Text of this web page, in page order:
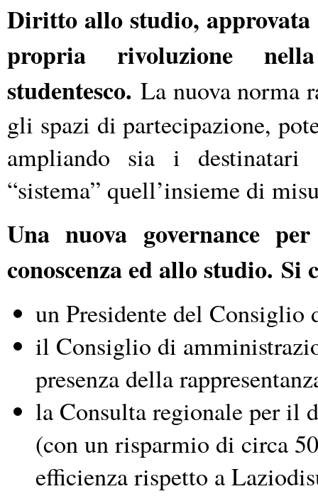
Diritto allo studio,
propria rivoluzione
studentesco. La nuova norma
gli spazi di partecipazione,
ampliando sia i destinatari
“sistema” quell’insieme di
Una nuova governance
conoscenza ed allo studio. Si
un Presidente del Consiglio
il Consiglio di
presenza della
la Consulta regionale per il
(con un risparmio di circa
efficienza rispetto a